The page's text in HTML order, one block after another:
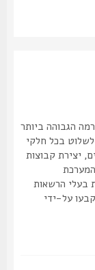
ביותר
בכל חלקי
קבוצות
הרשאות
על-ידי